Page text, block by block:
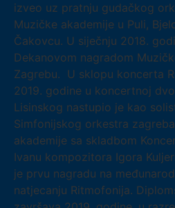
izveo uz pratnju gudačkog
Muzičke akademije u Puli,
Čakovcu. U siječnju 2018.
Dekanovom nagradom
Zagrebu. U sklopu koncerta
2019. godine u koncertnoj
Lisinskog nastupio je kao
Simfonijskog orkestra
akademije sa skladbom
Ivanu kompozitora Igora
je prvu nagradu na
natjecanju Ritmofonija.